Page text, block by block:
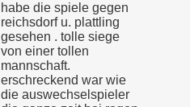
habe die spiele gegen
reichsdorf u. plattling
gesehen . tolle siege
von einer tollen
mannschaft.
erschreckend war wie
die auswechselspieler